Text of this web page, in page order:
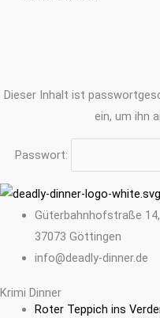
Dieser Inhalt ist
ein, um ihn
Passwort:
Güterbahnhofstraße 14,
37073 Göttingen
info@deadly-dinner.de
Krimi Dinner
Roter Teppich ins